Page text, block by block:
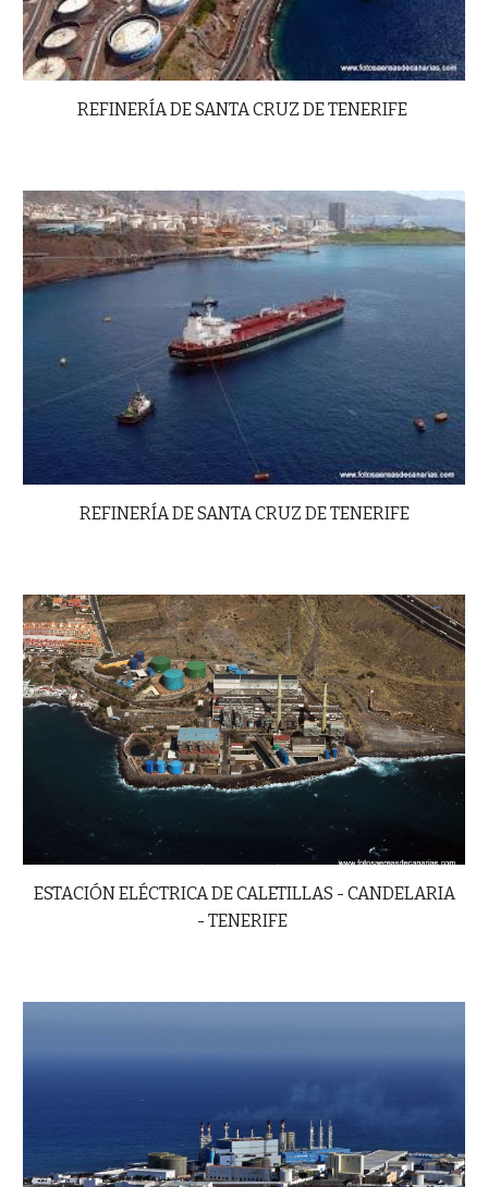
REFINERÍA DE SANTA CRUZ DE TENERIFE
REFINERÍA DE SANTA CRUZ DE TENERIFE
ESTACIÓN ELÉCTRICA DE CALETILLAS - CANDELARIA
- TENERIFE